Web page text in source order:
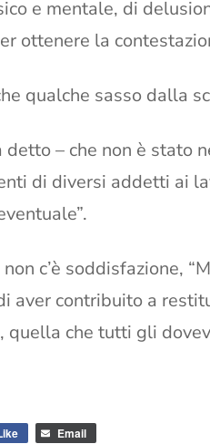
e mentale, di
ottenere la
qualche sasso dalla
detto – che non è stato
di diversi addetti ai
c’è soddisfazione,
aver contribuito a
quella che tutti gli
Email